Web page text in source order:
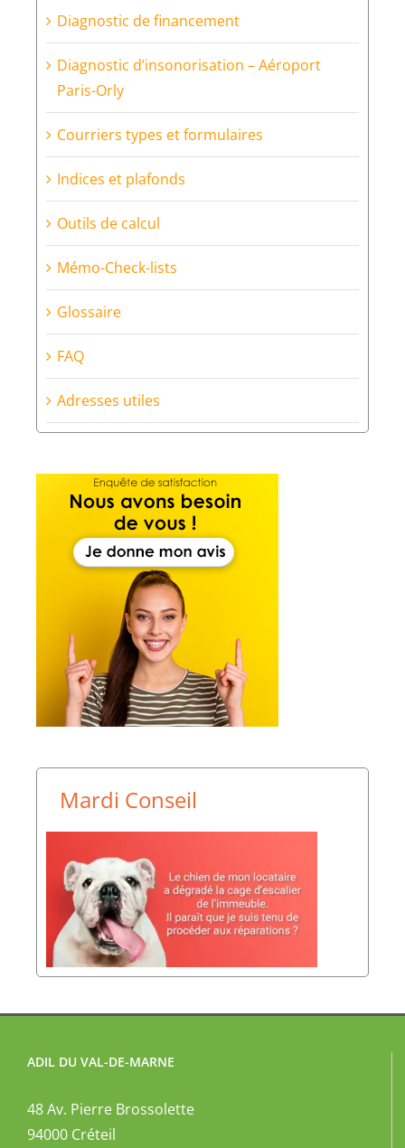
Diagnostic de financement
Diagnostic d’insonorisation – Aéroport
Paris-Orly
Courriers types et formulaires
Indices et plafonds
Outils de calcul
Mémo-Check-lists
Glossaire
FAQ
Adresses utiles
Mardi Conseil
ADIL DU VAL-DE-MARNE
48 Av. Pierre Brossolette
94000 Créteil